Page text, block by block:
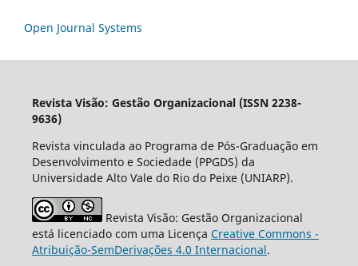
Open Journal Systems
Revista Visão: Gestão Organizacional (ISSN 2238-
9636)
Revista vinculada ao Programa de Pós-Graduação em
Desenvolvimento e Sociedade (PPGDS) da
Universidade Alto Vale do Rio do Peixe (UNIARP).
Revista Visão: Gestão Organizacional
está licenciado com uma Licença Creative Commons -
Atribuição-SemDerivações 4.0 Internacional.